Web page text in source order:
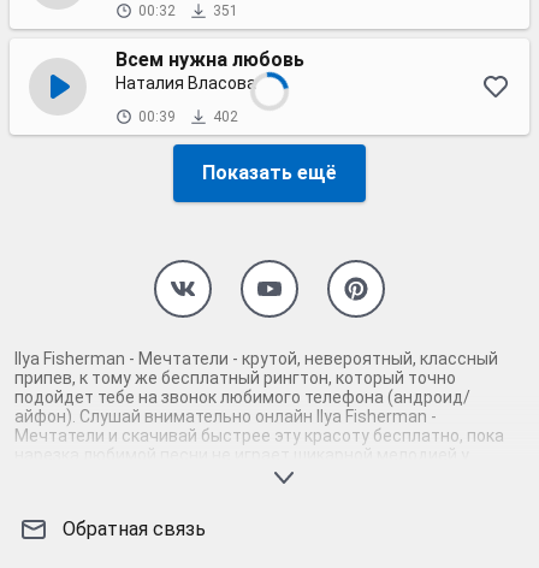
00:32 351
Всем нужна любовь
Наталия Власова
00:39 402
Показать ещё
Ilya Fisherman - Мечтатели - крутой, невероятный, классный
припев, к тому же бесплатный рингтон, который точно
подойдет тебе на звонок любимого телефона (андроид/
айфон). Слушай внимательно онлайн Ilya Fisherman -
Мечтатели и скачивай быстрее эту красоту бесплатно, пока
нарезка любимой песни не играет шикарной мелодией у
каждого второго на звонке. Будь первым, кто скачает
Кроме того, ты можешь найти и скачать другую нарезку mp3
Обратная связь